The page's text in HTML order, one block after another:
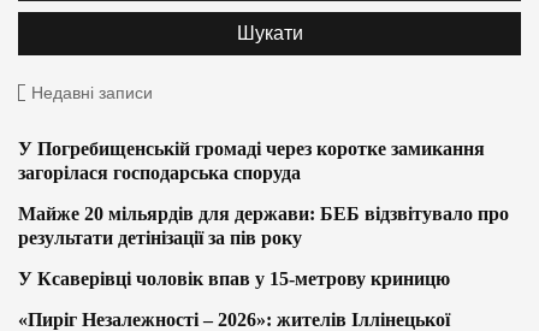
Недавні записи
У Погребищенській громаді через коротке замикання
загорілася господарська споруда
Майже 20 мільярдів для держави: БЕБ відзвітувало про
результати детінізації за пів року
У Ксаверівці чоловік впав у 15-метрову криницю
«Пиріг Незалежності – 2026»: жителів Іллінецької